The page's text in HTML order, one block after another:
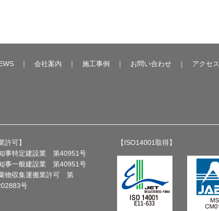
｜ 会社案内 ｜ 施工事例 ｜ お問い合わせ｜ アクセス
許可】
事特定建設業 第40951号
事一般建設業 第40951号
物収集運搬業許可 第
号
【ISO14001取得】